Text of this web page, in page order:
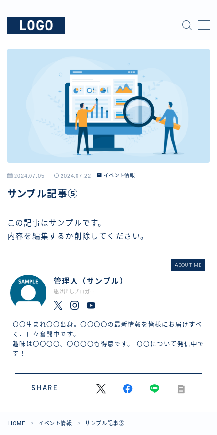
MENU
サンプルページ
2024.07.05 2024.07.22 イベント情報
サンプル記事⑤
この記事はサンプルです。
内容を編集するか削除してください。
ABOUT ME
管理人（サンプル）
駆け出しブロガー
〇〇生まれ〇〇出身。〇〇〇〇の最新情報を皆様にお届けすべ
く、日々奮闘中です。
趣味は〇〇〇〇。〇〇〇〇も得意です。 〇〇について発信中で
す！
SHARE
HOME ＞ イベント情報 ＞ サンプル記事⑤